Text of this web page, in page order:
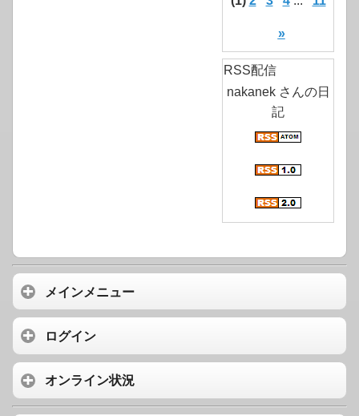
»
RSS配信
nakanek さんの日
記
メインメニュー
ログイン
オンライン状況